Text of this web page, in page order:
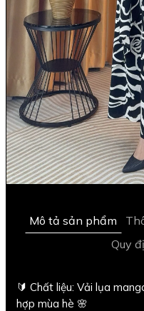
Mô tả sản phẩm
Quy
🔰 Chất liệu: Vải lụa
hợp mùa hè 🌸